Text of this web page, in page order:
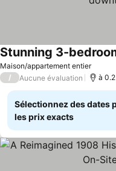
Maison/appartement entier
/ Aucune évaluation à
Sélectionnez des dates
les prix exacts